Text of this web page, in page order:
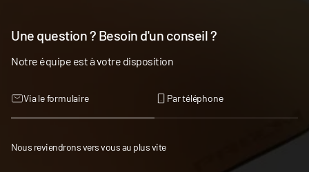
Une question ? Besoin d'un conseil ?
Notre équipe est à votre disposition
Via le formulaire Par téléphone
Nous reviendrons vers vous au plus vite